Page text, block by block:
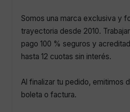
Somos una marca exclusiva y
trayectoria desde 2010.
pago 100 % seguros y
hasta 12 cuotas sin interés.
Al finalizar tu pedido, emitimos
boleta o factura.